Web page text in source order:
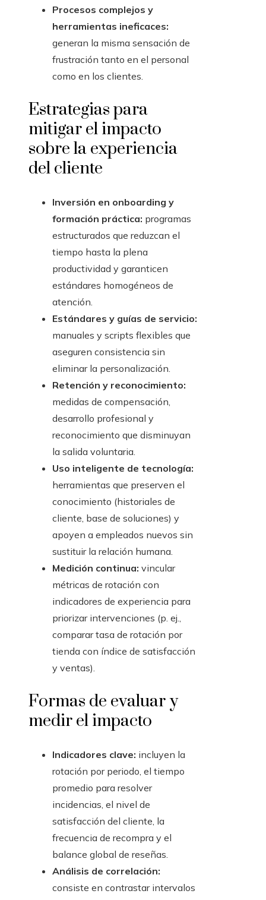
Procesos complejos y
herramientas ineficaces:
generan la misma sensación de
frustración tanto en el personal
como en los clientes.
Estrategias para
mitigar el impacto
sobre la experiencia
del cliente
Inversión en onboarding y
formación práctica: programas
estructurados que reduzcan el
tiempo hasta la plena
productividad y garanticen
estándares homogéneos de
atención.
Estándares y guías de servicio:
manuales y scripts flexibles que
aseguren consistencia sin
eliminar la personalización.
Retención y reconocimiento:
medidas de compensación,
desarrollo profesional y
reconocimiento que disminuyan
la salida voluntaria.
Uso inteligente de tecnología:
herramientas que preserven el
conocimiento (historiales de
cliente, base de soluciones) y
apoyen a empleados nuevos sin
sustituir la relación humana.
Medición continua: vincular
métricas de rotación con
indicadores de experiencia para
priorizar intervenciones (p. ej.,
comparar tasa de rotación por
tienda con índice de satisfacción
y ventas).
Formas de evaluar y
medir el impacto
Indicadores clave: incluyen la
rotación por periodo, el tiempo
promedio para resolver
incidencias, el nivel de
satisfacción del cliente, la
frecuencia de recompra y el
balance global de reseñas.
Análisis de correlación:
consiste en contrastar intervalos